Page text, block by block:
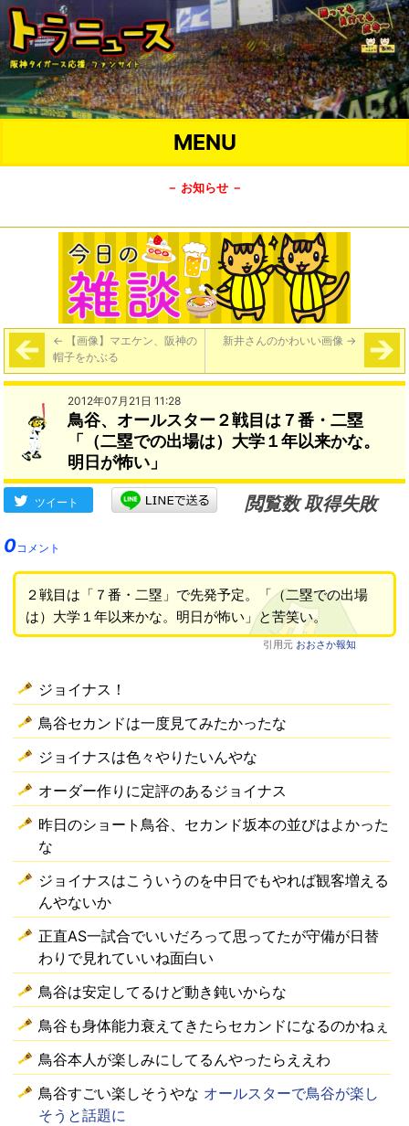
MENU
－ お知らせ －
← 【画像】マエケン、阪神の
帽子をかぶる
新井さんのかわいい画像 →
2012年07月21日 11:28
鳥谷、オールスター２戦目は７番・二塁
「（二塁での出場は）大学１年以来かな。
明日が怖い」
ツイート
閲覧数 取得失敗
0コメント
２戦目は「７番・二塁」で先発予定。「（二塁での出場
は）大学１年以来かな。明日が怖い」と苦笑い。
引用元 おおさか報知
ジョイナス！
鳥谷セカンドは一度見てみたかったな
ジョイナスは色々やりたいんやな
オーダー作りに定評のあるジョイナス
昨日のショート鳥谷、セカンド坂本の並びはよかった
な
ジョイナスはこういうのを中日でもやれば観客増える
んやないか
正直AS一試合でいいだろって思ってたが守備が日替
わりで見れていいね面白い
鳥谷は安定してるけど動き鈍いからな
鳥谷も身体能力衰えてきたらセカンドになるのかねぇ
鳥谷本人が楽しみにしてるんやったらええわ
鳥谷すごい楽しそうやな オールスターで鳥谷が楽し
そうと話題に